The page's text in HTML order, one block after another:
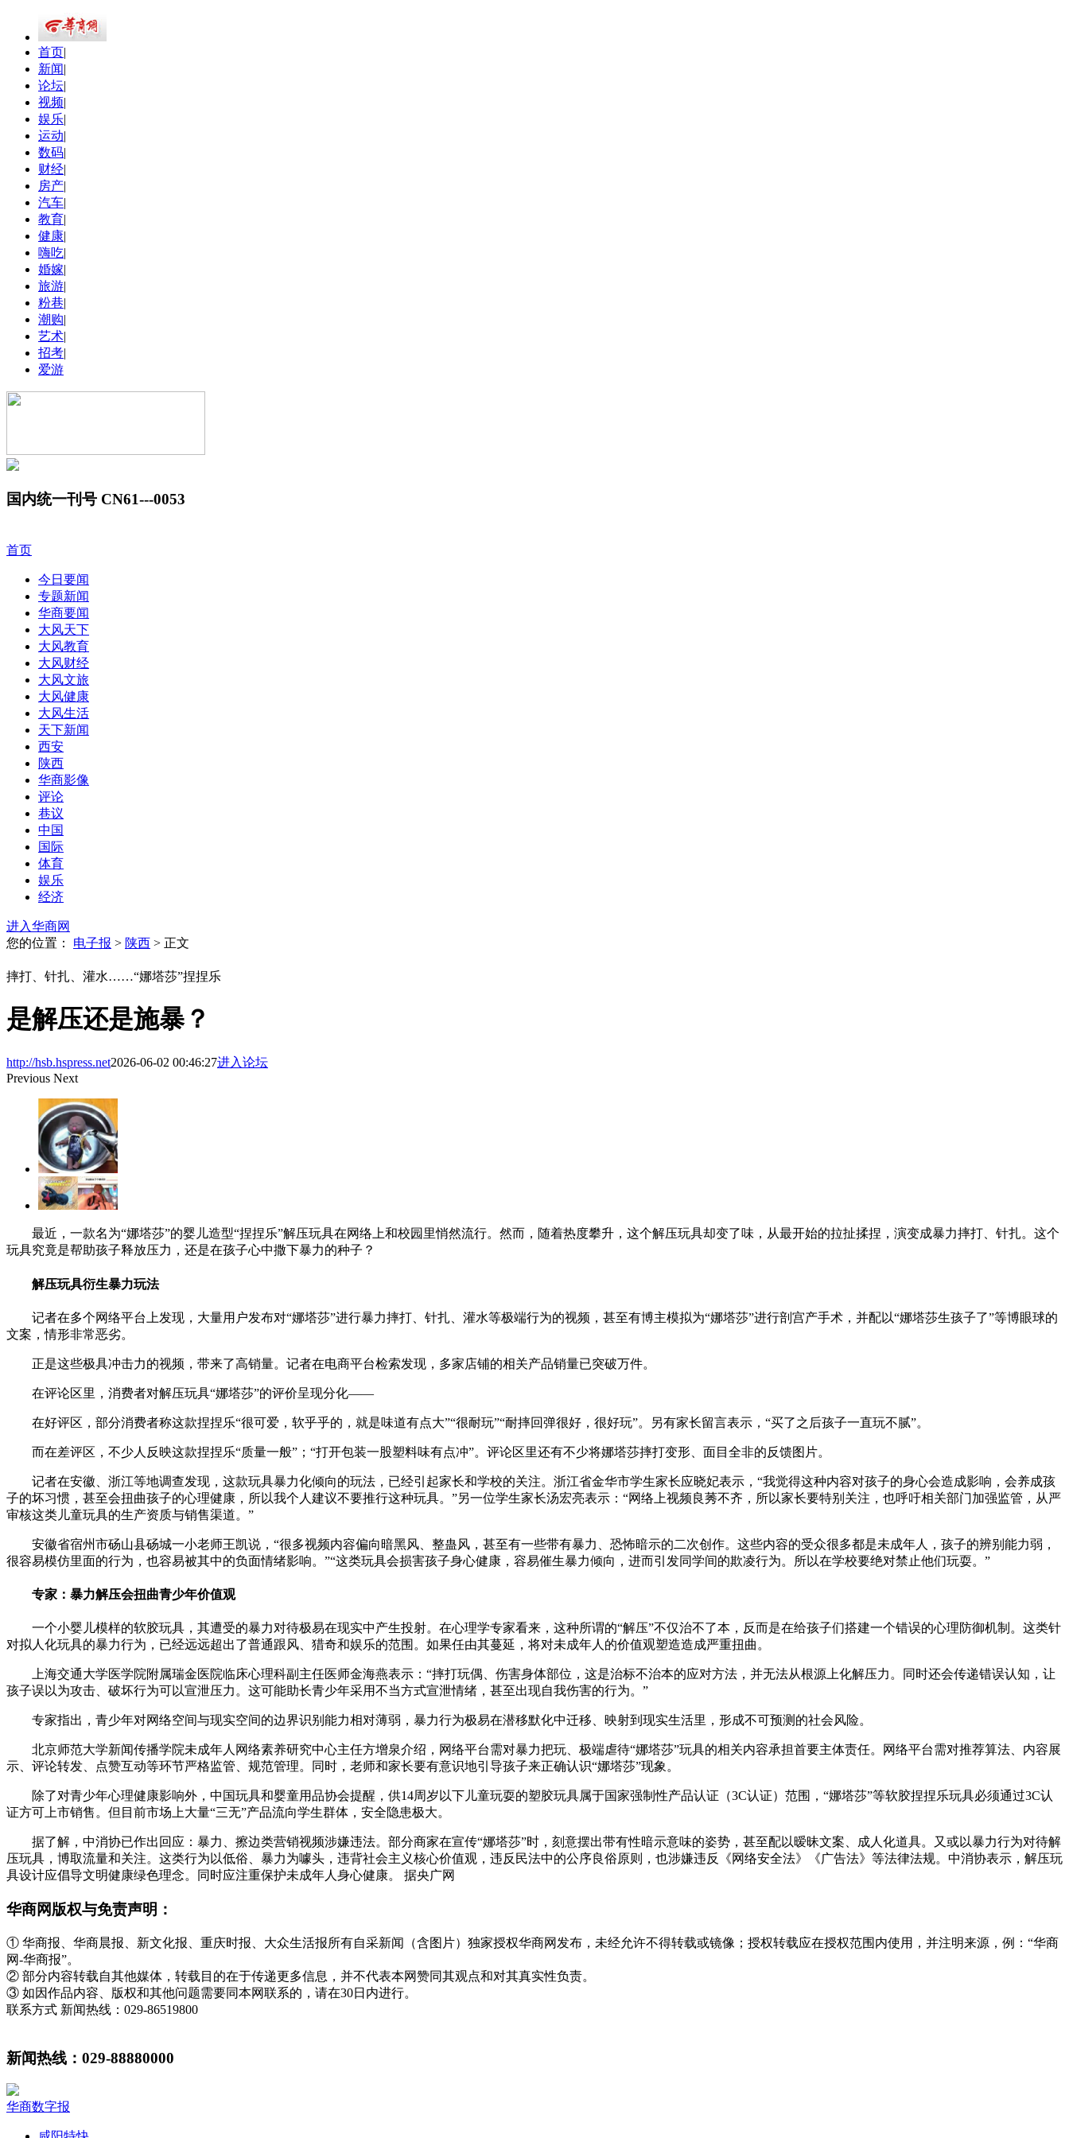
首页|
新闻|
论坛|
视频|
娱乐|
运动|
数码|
财经|
房产|
汽车|
教育|
健康|
嗨吃|
婚嫁|
旅游|
粉巷|
潮购|
艺术|
招考|
爱游
国内统一刊号 CN61---0053
首页
今日要闻
专题新闻
华商要闻
大风天下
大风教育
大风财经
大风文旅
大风健康
大风生活
天下新闻
西安
陕西
华商影像
评论
巷议
中国
国际
体育
娱乐
经济
进入华商网
您的位置： 电子报 > 陕西 > 正文
摔打、针扎、灌水……“娜塔莎”捏捏乐
是解压还是施暴？
http://hsb.hspress.net2026-06-02 00:46:27进入论坛
Previous Next
最近，一款名为“娜塔莎”的婴儿造型“捏捏乐”解压玩具在网络上和校园里悄然流行。然而，随着热度攀升，这个解压玩具却变了味，从最开始的拉扯揉捏，演变成暴力摔打、针扎。这个
玩具究竟是帮助孩子释放压力，还是在孩子心中撒下暴力的种子？
解压玩具衍生暴力玩法
记者在多个网络平台上发现，大量用户发布对“娜塔莎”进行暴力摔打、针扎、灌水等极端行为的视频，甚至有博主模拟为“娜塔莎”进行剖宫产手术，并配以“娜塔莎生孩子了”等博眼球的
文案，情形非常恶劣。
正是这些极具冲击力的视频，带来了高销量。记者在电商平台检索发现，多家店铺的相关产品销量已突破万件。
在评论区里，消费者对解压玩具“娜塔莎”的评价呈现分化——
在好评区，部分消费者称这款捏捏乐“很可爱，软乎乎的，就是味道有点大”“很耐玩”“耐摔回弹很好，很好玩”。另有家长留言表示，“买了之后孩子一直玩不腻”。
而在差评区，不少人反映这款捏捏乐“质量一般”；“打开包装一股塑料味有点冲”。评论区里还有不少将娜塔莎摔打变形、面目全非的反馈图片。
记者在安徽、浙江等地调查发现，这款玩具暴力化倾向的玩法，已经引起家长和学校的关注。浙江省金华市学生家长应晓妃表示，“我觉得这种内容对孩子的身心会造成影响，会养成孩
子的坏习惯，甚至会扭曲孩子的心理健康，所以我个人建议不要推行这种玩具。”另一位学生家长汤宏亮表示：“网络上视频良莠不齐，所以家长要特别关注，也呼吁相关部门加强监管，从严
审核这类儿童玩具的生产资质与销售渠道。”
安徽省宿州市砀山县砀城一小老师王凯说，“很多视频内容偏向暗黑风、整蛊风，甚至有一些带有暴力、恐怖暗示的二次创作。这些内容的受众很多都是未成年人，孩子的辨别能力弱，
很容易模仿里面的行为，也容易被其中的负面情绪影响。”“这类玩具会损害孩子身心健康，容易催生暴力倾向，进而引发同学间的欺凌行为。所以在学校要绝对禁止他们玩耍。”
专家：暴力解压会扭曲青少年价值观
一个小婴儿模样的软胶玩具，其遭受的暴力对待极易在现实中产生投射。在心理学专家看来，这种所谓的“解压”不仅治不了本，反而是在给孩子们搭建一个错误的心理防御机制。这类针
对拟人化玩具的暴力行为，已经远远超出了普通跟风、猎奇和娱乐的范围。如果任由其蔓延，将对未成年人的价值观塑造造成严重扭曲。
上海交通大学医学院附属瑞金医院临床心理科副主任医师金海燕表示：“摔打玩偶、伤害身体部位，这是治标不治本的应对方法，并无法从根源上化解压力。同时还会传递错误认知，让
孩子误以为攻击、破坏行为可以宣泄压力。这可能助长青少年采用不当方式宣泄情绪，甚至出现自我伤害的行为。”
专家指出，青少年对网络空间与现实空间的边界识别能力相对薄弱，暴力行为极易在潜移默化中迁移、映射到现实生活里，形成不可预测的社会风险。
北京师范大学新闻传播学院未成年人网络素养研究中心主任方增泉介绍，网络平台需对暴力把玩、极端虐待“娜塔莎”玩具的相关内容承担首要主体责任。网络平台需对推荐算法、内容展
示、评论转发、点赞互动等环节严格监管、规范管理。同时，老师和家长要有意识地引导孩子来正确认识“娜塔莎”现象。
除了对青少年心理健康影响外，中国玩具和婴童用品协会提醒，供14周岁以下儿童玩耍的塑胶玩具属于国家强制性产品认证（3C认证）范围，“娜塔莎”等软胶捏捏乐玩具必须通过3C认
证方可上市销售。但目前市场上大量“三无”产品流向学生群体，安全隐患极大。
据了解，中消协已作出回应：暴力、擦边类营销视频涉嫌违法。部分商家在宣传“娜塔莎”时，刻意摆出带有性暗示意味的姿势，甚至配以暧昧文案、成人化道具。又或以暴力行为对待解
压玩具，博取流量和关注。这类行为以低俗、暴力为噱头，违背社会主义核心价值观，违反民法中的公序良俗原则，也涉嫌违反《网络安全法》《广告法》等法律法规。中消协表示，解压玩
具设计应倡导文明健康绿色理念。同时应注重保护未成年人身心健康。 据央广网
华商网版权与免责声明：
① 华商报、华商晨报、新文化报、重庆时报、大众生活报所有自采新闻（含图片）独家授权华商网发布，未经允许不得转载或镜像；授权转载应在授权范围内使用，并注明来源，例：“华商
网-华商报”。
② 部分内容转载自其他媒体，转载目的在于传递更多信息，并不代表本网赞同其观点和对其真实性负责。
③ 如因作品内容、版权和其他问题需要同本网联系的，请在30日内进行。
联系方式 新闻热线：029-86519800
新闻热线：029-88880000
华商数字报